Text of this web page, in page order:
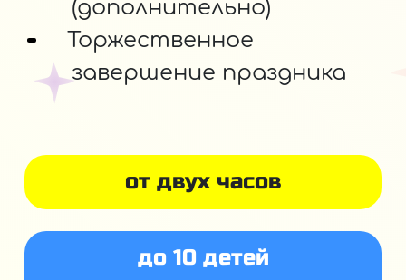
от двух часов
до 10 детей
(дополнительно)
Торжественное
завершение праздника